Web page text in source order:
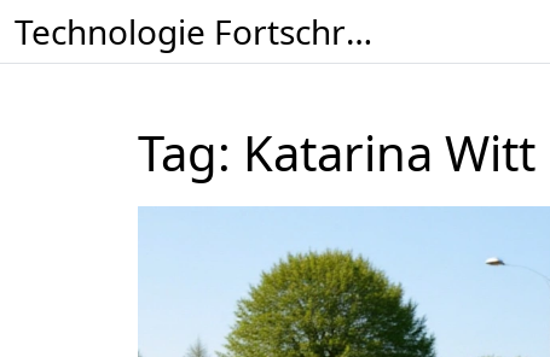
Technologie Fortschritt KW
Tag: Katarina Witt